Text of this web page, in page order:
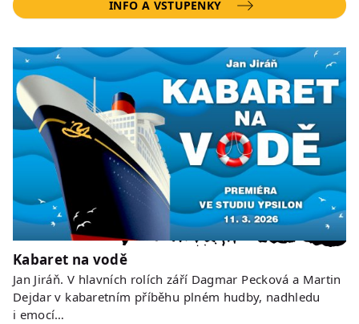
INFO A VSTUPENKY
Kabaret na vodě
Jan Jiráň. V hlavních rolích září Dagmar Pecková a Martin
Dejdar v kabaretním příběhu plném hudby, nadhledu
i emocí…